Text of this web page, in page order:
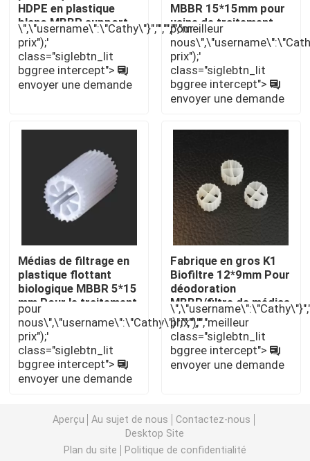
Nous contacter
Demandez un devis
carbonate de lithium
Emballage aléatoire en colonne
garniture de tour structurée
Emballage de laboratoire
Boule en céramique d'alumine
HDPE en plastique
blanc MBBR support
16*10 mm
\",\"username\":\"Cathy\"}","","","","meilleur
prix");'
class="siglebtn_lit
bggree intercept">
envoyer une demande
MBBR 15*15mm pour
usine de traitement
des eaux usées/média
de filtre biologique
pour
prix");'
class="siglebtn_lit
bggree intercept">
envoyer une demande
Médias de filtrage en
plastique flottant
biologique MBBR 5*15
mm Pour le traitement
de l'eau MBBR/médias
de filtrage en
plastique
pour
nous\",\"username\":\"Cathy\"}","","","","meilleur
prix");'
class="siglebtn_lit
bggree intercept">
envoyer une demande
Fabrique en gros K1
Biofiltre 12*9mm Pour
déodoration
MBBR/filtre de médias
mobiles/médias
porteurs Mbbr
prix");'
class="siglebtn_lit
bggree intercept">
envoyer une demande
Aperçu Au sujet de nous
Contactez-nous
Desktop Site
Plan du site
Politique de confidentialité